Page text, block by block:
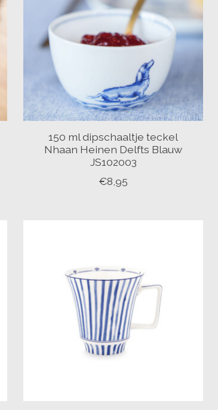
150 ml dipschaaltje teckel
Nhaan Heinen Delfts Blauw
JS102003
€8,95